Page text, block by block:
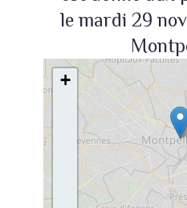
le mardi 29
+